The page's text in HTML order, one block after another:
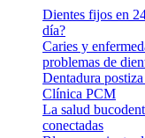
Dientes fijos en
día?
Caries y
problemas de
Dentadura
Clínica PCM
La salud
conectadas